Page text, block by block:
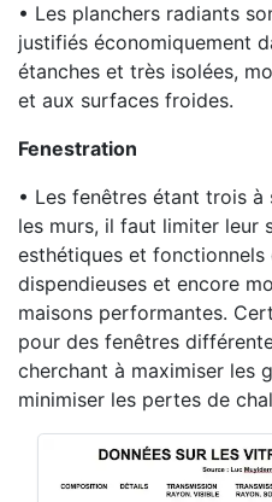
• Les planchers radiants
justifiés économiquement
étanches et très isolées,
et aux surfaces froides.
Fenestration
• Les fenêtres étant trois
les murs, il faut limiter leur
esthétiques et fonctionnels
dispendieuses et encore
maisons performantes.
pour des fenêtres
cherchant à maximiser les
minimiser les pertes de